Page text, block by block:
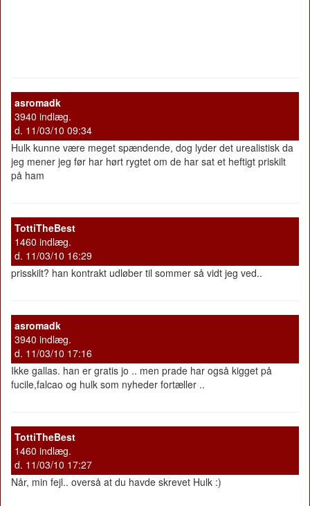
asromadk
3940 indlæg.
d. 11/03/10 09:34
Hulk kunne være meget spændende, dog lyder det urealistisk da
jeg mener jeg før har hørt rygtet om de har sat et heftigt priskilt
på ham
TottiTheBest
1460 indlæg.
d. 11/03/10 16:29
prisskilt? han kontrakt udløber til sommer så vidt jeg ved..
asromadk
3940 indlæg.
d. 11/03/10 17:16
Ikke gallas. han er gratis jo .. men prade har også kigget på
fucile,falcao og hulk som nyheder fortæller ..
TottiTheBest
1460 indlæg.
d. 11/03/10 17:27
Når, min fejl.. overså at du havde skrevet Hulk :)